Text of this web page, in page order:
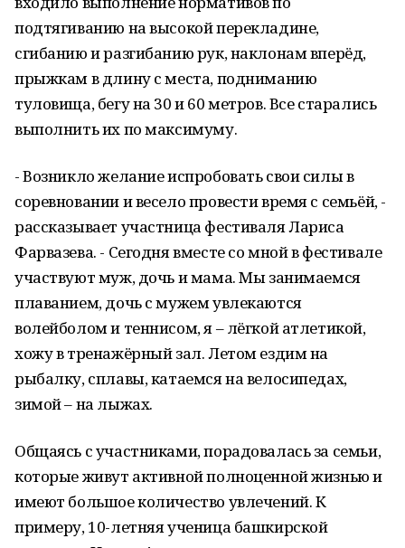
подтягиванию на высокой перекладине,
сгибанию и разгибанию рук, наклонам вперёд,
прыжкам в длину с места, подниманию
туловища, бегу на 30 и 60 метров. Все старались
выполнить их по максимуму.
- Возникло желание испробовать свои силы в
соревновании и весело провести время с семьёй, -
рассказывает участница фестиваля Лариса
Фарвазева. - Сегодня вместе со мной в фестивале
участвуют муж, дочь и мама. Мы занимаемся
плаванием, дочь с мужем увлекаются
волейболом и теннисом, я – лёгкой атлетикой,
хожу в тренажёрный зал. Летом ездим на
рыбалку, сплавы, катаемся на велосипедах,
зимой – на лыжах.
Общаясь с участниками, порадовалась за семьи,
которые живут активной полноценной жизнью и
имеют большое количество увлечений. К
примеру, 10-летняя ученица башкирской